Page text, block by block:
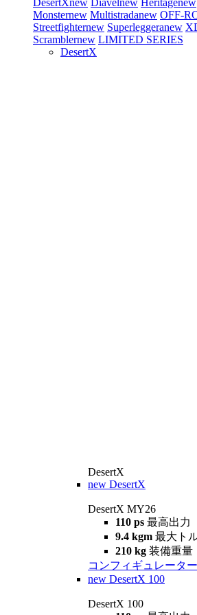
DesertXnew Diavelnew Heritagenew
Monsternew Multistradanew OFF-
Streetfighternew Superleggeranew
Scramblernew LIMITED SERIES
DesertX
DesertX
new DesertX
DesertX MY26
110 ps 最高出力
9.4 kgm 最大ト
210 kg 装備重量
コンフィギュレーター
new DesertX 100
DesertX 100